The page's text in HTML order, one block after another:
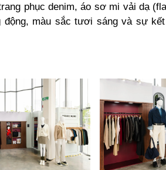
phục denim, áo sơ mi vải dạ
động, màu sắc tươi sáng và sự